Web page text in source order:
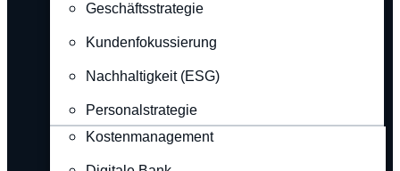
Geschäftsstrategie
Kundenfokussierung
Nachhaltigkeit (ESG)
Personalstrategie
Kostenmanagement